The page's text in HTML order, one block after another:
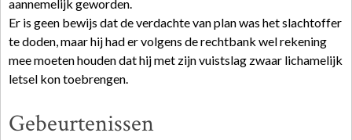
aannemelijk geworden.
Er is geen bewijs dat de verdachte van plan was het slachtoffer
te doden, maar hij had er volgens de rechtbank wel rekening
mee moeten houden dat hij met zijn vuistslag zwaar lichamelijk
letsel kon toebrengen.
Gebeurtenissen